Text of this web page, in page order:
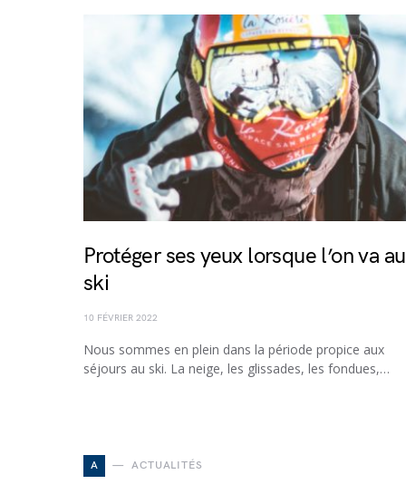
Protéger ses yeux lorsque l’on va au
ski
10 FÉVRIER 2022
Nous sommes en plein dans la période propice aux
séjours au ski. La neige, les glissades, les fondues,…
A ACTUALITÉS